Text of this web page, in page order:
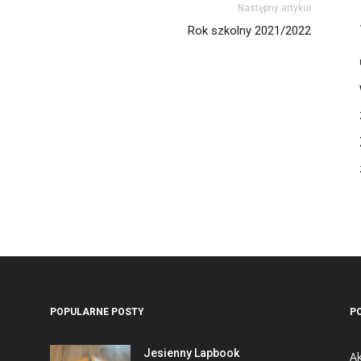
Następny artykuł
Rok szkolny 2021/2022
POPULARNE POSTY
Jesienny Lapbook